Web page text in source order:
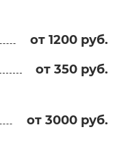
от 1200 руб.
от 350 руб.
от 3000 руб.